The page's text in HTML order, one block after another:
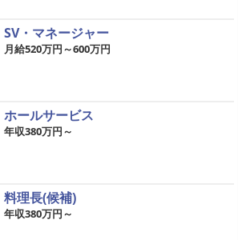
SV・マネージャー
月給520万円～600万円
ホールサービス
年収380万円～
料理長(候補)
年収380万円～